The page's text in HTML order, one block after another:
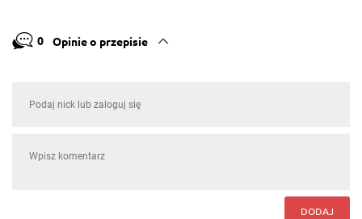
0 Opinie o przepisie
DODAJ